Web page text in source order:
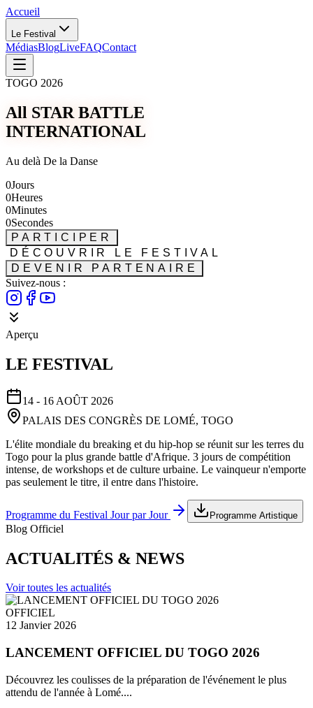
Accueil
Le Festival
MédiasBlogLiveFAQContact
TOGO 2026
All STAR BATTLE
INTERNATIONAL
Au delà De la Danse
0Jours
0Heures
0Minutes
0Secondes
PARTICIPER
DÉCOUVRIR LE FESTIVAL
DEVENIR PARTENAIRE
Suivez-nous :
Aperçu
LE FESTIVAL
14 - 16 AOÛT 2026
PALAIS DES CONGRÈS DE LOMÉ, TOGO
L'élite mondiale du breaking et du hip-hop se réunit sur les terres du
Togo pour la plus grande battle d'Afrique. 3 jours de compétition
intense, de workshops et de culture urbaine. Le vainqueur n'emporte
pas seulement le titre, il entre dans l'histoire.
Programme du Festival Jour par Jour Programme Artistique
Blog Officiel
ACTUALITÉS & NEWS
Voir toutes les actualités
OFFICIEL
12 Janvier 2026
LANCEMENT OFFICIEL DU TOGO 2026
Découvrez les coulisses de la préparation de l'événement le plus
attendu de l'année à Lomé....